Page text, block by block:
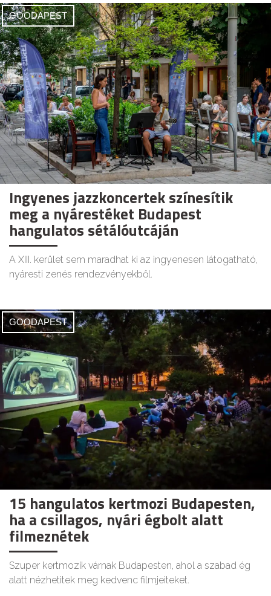
GOODAPEST
Ingyenes jazzkoncertek színesítik
meg a nyárestéket Budapest
hangulatos sétálóutcáján
A XIII. kerület sem maradhat ki az ingyenesen látogatható,
nyáresti zenés rendezvényekből.
GOODAPEST
15 hangulatos kertmozi Budapesten,
ha a csillagos, nyári égbolt alatt
filmeznétek
Szuper kertmozik várnak Budapesten, ahol a szabad ég
alatt nézhetitek meg kedvenc filmjeiteket.